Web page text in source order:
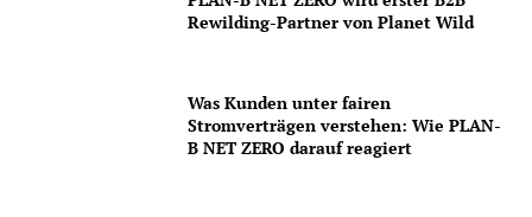
Rewilding-Partner von Planet Wild
Was Kunden unter fairen
Stromverträgen verstehen: Wie PLAN-
B NET ZERO darauf reagiert